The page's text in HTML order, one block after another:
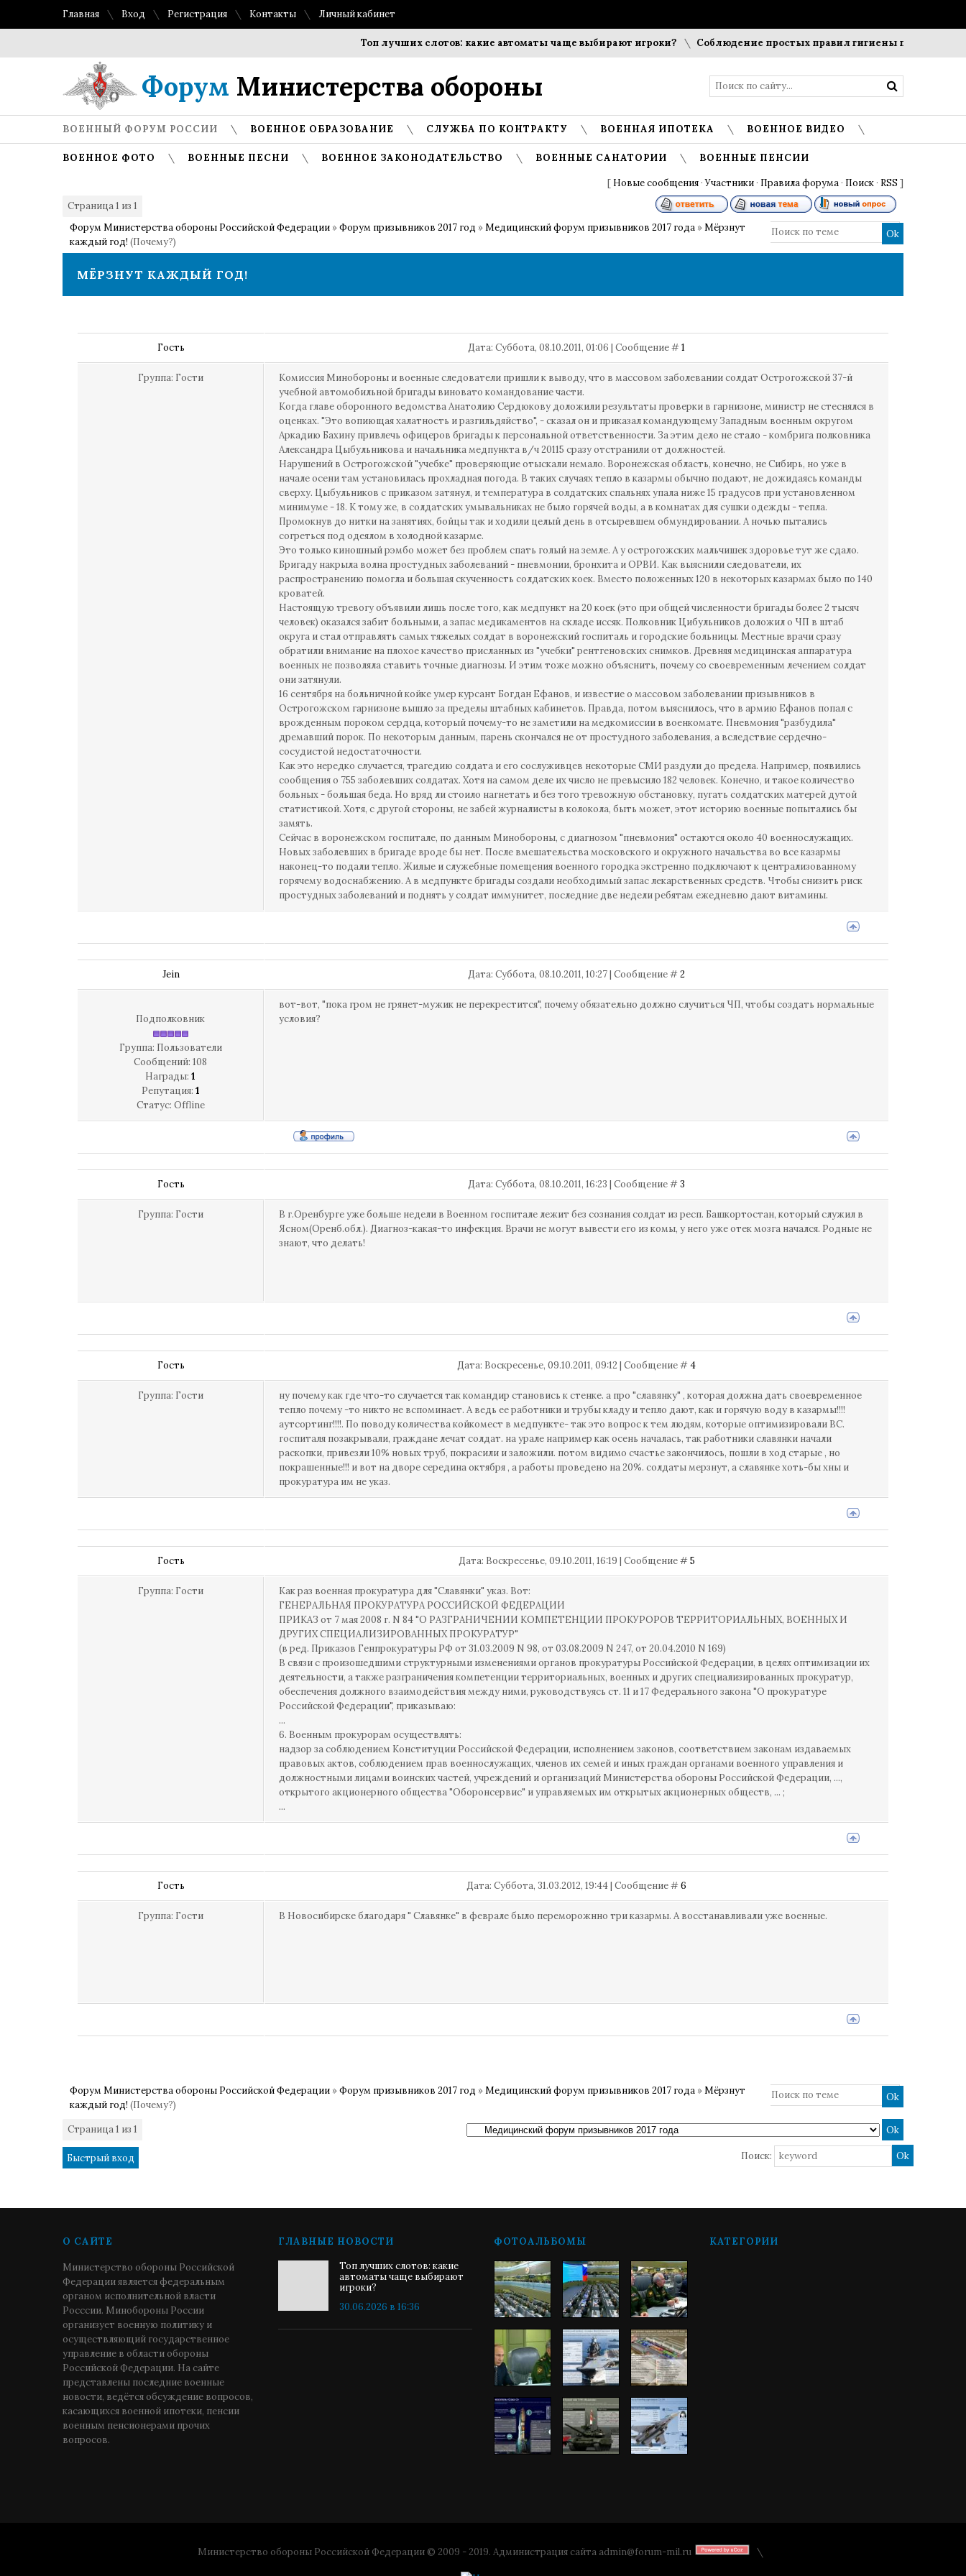
Главная Вход Регистрация Контакты Личный кабинет
Топ лучших слотов: какие автоматы чаще выбирают игроки? Соблюдение простых правил гигиены помогает
Форум Министерства обороны
ВОЕННЫЙ ФОРУМ РОССИИ ВОЕННОЕ ОБРАЗОВАНИЕ СЛУЖБА ПО КОНТРАКТУ ВОЕННАЯ ИПОТЕКА ВОЕННОЕ ВИДЕО
ВОЕННОЕ ФОТО ВОЕННЫЕ ПЕСНИ ВОЕННОЕ ЗАКОНОДАТЕЛЬСТВО ВОЕННЫЕ САНАТОРИИ ВОЕННЫЕ ПЕНСИИ
[ Новые сообщения ·Участники · Правила форума · Поиск · RSS ]
Страница1 из 1
Форум Министерства обороны Российской Федерации »Форум призывников 2017 год »Медицинский форум призывников 2017 года »Мёрзнут
каждый год! (Почему?)
МЁРЗНУТ КАЖДЫЙ ГОД!
Гость Дата: Суббота, 08.10.2011, 01:06 | Сообщение #1
Группа: Гости
Комиссия Минобороны и военные следователи пришли к выводу, что в массовом заболевании солдат Острогожской 37-й
учебной автомобильной бригады виновато командование части.
Когда главе оборонного ведомства Анатолию Сердюкову доложили результаты проверки в гарнизоне, министр не стеснялся в
оценках. "Это вопиющая халатность и разгильдяйство", - сказал он и приказал командующему Западным военным округом
Аркадию Бахину привлечь офицеров бригады к персональной ответственности. За этим дело не стало - комбрига полковника
Александра Цыбульникова и начальника медпункта в/ч 20115 сразу отстранили от должностей.
Нарушений в Острогожской "учебке" проверяющие отыскали немало. Воронежская область, конечно, не Сибирь, но уже в
начале осени там установилась прохладная погода. В таких случаях тепло в казармы обычно подают, не дожидаясь команды
сверху. Цыбульников с приказом затянул, и температура в солдатских спальнях упала ниже 15 градусов при установленном
минимуме - 18. К тому же, в солдатских умывальниках не было горячей воды, а в комнатах для сушки одежды - тепла.
Промокнув до нитки на занятиях, бойцы так и ходили целый день в отсыревшем обмундировании. А ночью пытались
согреться под одеялом в холодной казарме.
Это только киношный рэмбо может без проблем спать голый на земле. А у острогожских мальчишек здоровье тут же сдало.
Бригаду накрыла волна простудных заболеваний - пневмонии, бронхита и ОРВИ. Как выяснили следователи, их
распространению помогла и большая скученность солдатских коек. Вместо положенных 120 в некоторых казармах было по 140
кроватей.
Настоящую тревогу объявили лишь после того, как медпункт на 20 коек (это при общей численности бригады более 2 тысяч
человек) оказался забит больными, а запас медикаментов на складе иссяк. Полковник Цибульников доложил о ЧП в штаб
округа и стал отправлять самых тяжелых солдат в воронежский госпиталь и городские больницы. Местные врачи сразу
обратили внимание на плохое качество присланных из "учебки" рентгеновских снимков. Древняя медицинская аппаратура
военных не позволяла ставить точные диагнозы. И этим тоже можно объяснить, почему со своевременным лечением солдат
они затянули.
16 сентября на больничной койке умер курсант Богдан Ефанов, и известие о массовом заболевании призывников в
Острогожском гарнизоне вышло за пределы штабных кабинетов. Правда, потом выяснилось, что в армию Ефанов попал с
врожденным пороком сердца, который почему-то не заметили на медкомиссии в военкомате. Пневмония "разбудила"
дремавший порок. По некоторым данным, парень скончался не от простудного заболевания, а вследствие сердечно-
сосудистой недостаточности.
Как это нередко случается, трагедию солдата и его сослуживцев некоторые СМИ раздули до предела. Например, появились
сообщения о 755 заболевших солдатах. Хотя на самом деле их число не превысило 182 человек. Конечно, и такое количество
больных - большая беда. Но вряд ли стоило нагнетать и без того тревожную обстановку, пугать солдатских матерей дутой
статистикой. Хотя, с другой стороны, не забей журналисты в колокола, быть может, этот историю военные попытались бы
замять.
Сейчас в воронежском госпитале, по данным Минобороны, с диагнозом "пневмония" остаются около 40 военнослужащих.
Новых заболевших в бригаде вроде бы нет. После вмешательства московского и окружного начальства во все казармы
наконец-то подали тепло. Жилые и служебные помещения военного городка экстренно подключают к централизованному
горячему водоснабжению. А в медпункте бригады создали необходимый запас лекарственных средств. Чтобы снизить риск
простудных заболеваний и поднять у солдат иммунитет, последние две недели ребятам ежедневно дают витамины.
Jein Дата: Суббота, 08.10.2011, 10:27 | Сообщение #2
Подполковник
Группа: Пользователи
Сообщений: 108
Награды: 1
Репутация: 1
Статус: Offline
вот-вот, "пока гром не грянет-мужик не перекрестится", почему обязательно должно случиться ЧП, чтобы создать нормальные
условия?
Гость Дата: Суббота, 08.10.2011, 16:23 | Сообщение #3
Группа: Гости
В г.Оренбурге уже больше недели в Военном госпитале лежит без сознания солдат из респ. Башкортостан, который служил в
Ясном(Оренб.обл.). Диагноз-какая-то инфекция. Врачи не могут вывести его из комы, у него уже отек мозга начался. Родные не
знают, что делать!
Гость Дата: Воскресенье, 09.10.2011, 09:12 | Сообщение #4
Группа: Гости
ну почему как где что-то случается так командир становись к стенке. а про "славянку" , которая должна дать своевременное
тепло почему -то никто не вспоминает. А ведь ее работники и трубы кладу и тепло дают, как и горячую воду в казармы!!!!
аутсортинг!!!!. По поводу количества койкомест в медпункте- так это вопрос к тем людям, которые оптимизировали ВС.
госпиталя позакрывали, граждане лечат солдат. на урале например как осень началась, так работники славянки начали
раскопки, привезли 10% новых труб, покрасили и заложили. потом видимо счастье закончилось, пошли в ход старые , но
покрашенные!!! и вот на дворе середина октября , а работы проведено на 20%. солдаты мерзнут, а славянке хоть-бы хны и
прокуратура им не указ.
Гость Дата: Воскресенье, 09.10.2011, 16:19 | Сообщение #5
Группа: Гости
Как раз военная прокуратура для "Славянки" указ. Вот:
ГЕНЕРАЛЬНАЯ ПРОКУРАТУРА РОССИЙСКОЙ ФЕДЕРАЦИИ
ПРИКАЗ от 7 мая 2008 г. N 84 "О РАЗГРАНИЧЕНИИ КОМПЕТЕНЦИИ ПРОКУРОРОВ ТЕРРИТОРИАЛЬНЫХ, ВОЕННЫХ И
ДРУГИХ СПЕЦИАЛИЗИРОВАННЫХ ПРОКУРАТУР"
(в ред. Приказов Генпрокуратуры РФ от 31.03.2009 N 98, от 03.08.2009 N 247, от 20.04.2010 N 169)
В связи с произошедшими структурными изменениями органов прокуратуры Российской Федерации, в целях оптимизации их
деятельности, а также разграничения компетенции территориальных, военных и других специализированных прокуратур,
обеспечения должного взаимодействия между ними, руководствуясь ст. 11 и 17 Федерального закона "О прокуратуре
Российской Федерации", приказываю:
...
6. Военным прокурорам осуществлять:
надзор за соблюдением Конституции Российской Федерации, исполнением законов, соответствием законам издаваемых
правовых актов, соблюдением прав военнослужащих, членов их семей и иных граждан органами военного управления и
должностными лицами воинских частей, учреждений и организаций Министерства обороны Российской Федерации, ...,
открытого акционерного общества "Оборонсервис" и управляемых им открытых акционерных обществ, ... ;
...
Гость Дата: Суббота, 31.03.2012, 19:44 | Сообщение #6
Группа: Гости В Новосибирске благодаря " Славянке" в феврале было переморожнно три казармы. А восстанавливали уже военные.
Форум Министерства обороны Российской Федерации »Форум призывников 2017 год »Медицинский форум призывников 2017 года »Мёрзнут
каждый год! (Почему?)
Страница1 из 1
Поиск:
О САЙТЕ
Министерство обороны Российской
Федерации является федеральным
органом исполнительной власти
Росссии. Минобороны России
организует военную политику и
осуществляющий государственное
управление в области обороны
Российской Федерации. На сайте
представлены последние военные
новости, ведётся обсуждение вопросов,
касающихся военной ипотеки, пенсии
военным пенсионерами прочих
вопросов.
ГЛАВНЫЕ НОВОСТИ
Топ лучших слотов: какие
автоматы чаще выбирают
игроки?
30.06.2026 в 16:36
ФОТОАЛЬБОМЫ КАТЕГОРИИ
Министерство обороны Российской Федерации © 2009 - 2019. Администрация сайта admin@forum-mil.ru